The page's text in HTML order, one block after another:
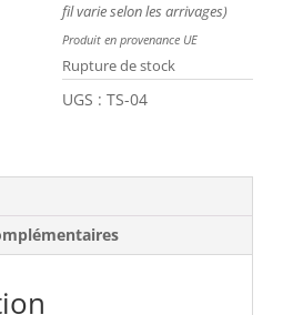
fil varie selon les arrivages)
Produit en provenance UE
Rupture de stock
UGS :TS-04